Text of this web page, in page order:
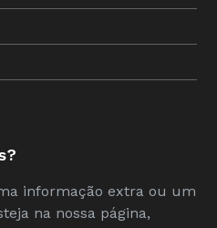
informação extra ou um
na nossa página,